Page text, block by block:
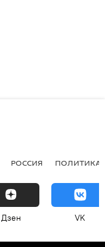
РОССИЯ ПОЛИТИКА
Дзен VK